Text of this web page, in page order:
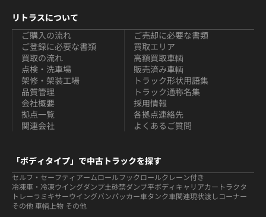
リトラスについて
ご購入の流れ
ご登録に必要な書類
買取の流れ
ご売却に必要な書類
買取エリア
高額買取車輌
点検・洗車場
架修・架装工場
品質管理
販売済み車輌
トラック形状用語集
トラック通称名集
会社概要
拠点一覧
関連会社
採用情報
各拠点連絡先
よくあるご質問
「ボディタイプ」で中古トラックを探す
セルフ・セーフティ アームロールフックロールクレーン付き
冷凍車・冷凍ウイングダンプ土砂禁ダンプ平ボディ キャリアカー トラクタ
トレーラ ミキサーウイングバンパッカー車タンク車関連現状渡しコーナー
その他 車輌上物 その他